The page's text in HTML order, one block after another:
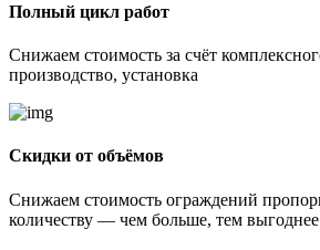
Полный цикл работ
Снижаем стоимость за счёт
производство, установка
Скидки от объёмов
Снижаем стоимость ограждений
количеству — чем больше, тем выгоднее